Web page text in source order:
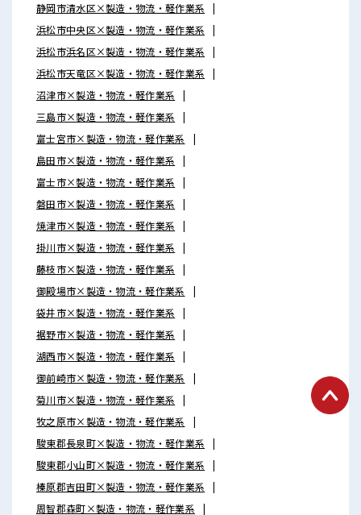
静岡市清水区×製造・物流・軽作業系
浜松市中央区×製造・物流・軽作業系
浜松市浜名区×製造・物流・軽作業系
浜松市天竜区×製造・物流・軽作業系
沼津市×製造・物流・軽作業系
三島市×製造・物流・軽作業系
富士宮市×製造・物流・軽作業系
島田市×製造・物流・軽作業系
富士市×製造・物流・軽作業系
磐田市×製造・物流・軽作業系
焼津市×製造・物流・軽作業系
掛川市×製造・物流・軽作業系
藤枝市×製造・物流・軽作業系
御殿場市×製造・物流・軽作業系
袋井市×製造・物流・軽作業系
裾野市×製造・物流・軽作業系
湖西市×製造・物流・軽作業系
御前崎市×製造・物流・軽作業系
菊川市×製造・物流・軽作業系
牧之原市×製造・物流・軽作業系
駿東郡長泉町×製造・物流・軽作業系
駿東郡小山町×製造・物流・軽作業系
榛原郡吉田町×製造・物流・軽作業系
周智郡森町×製造・物流・軽作業系